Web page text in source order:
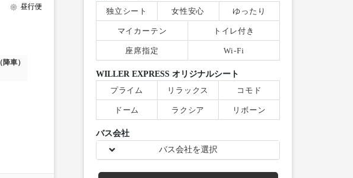
昼行便
車）
独立シート
女性安心 ゆったり
マイカーテン トイレ付き
座席指定 Wi-Fi
WILLER EXPRESS オリジナルシート
プライム
リラックス コモド
ドーム ラクシア リボーン
バス会社
バス会社を選択